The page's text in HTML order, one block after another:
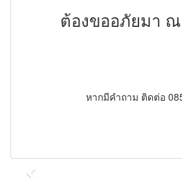
ต้องขออภัยมา
หากมีคำถาม ติดต่อ